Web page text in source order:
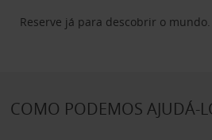
Reserve já para descobrir o mundo.
COMO PODEMOS AJUDÁ-